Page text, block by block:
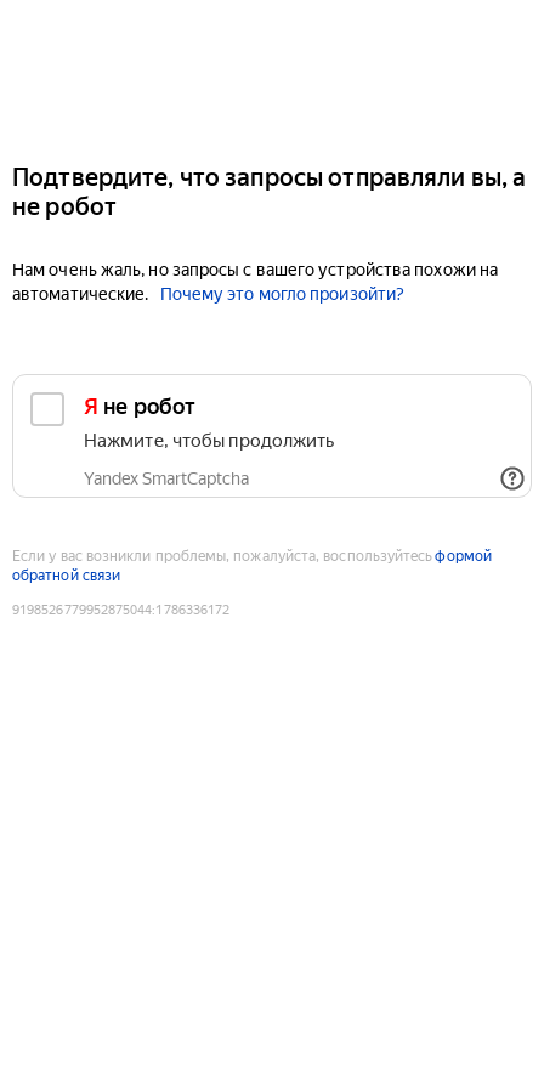
Подтвердите, что запросы отправляли вы, а
не робот
Нам очень жаль, но запросы с вашего устройства похожи на
автоматические.
Почему это могло произойти?
Я не робот
Нажмите, чтобы продолжить
Yandex SmartCaptcha
Если у вас возникли проблемы, пожалуйста, воспользуйтесьформой
обратной связи
9198526779952875044:1786336172